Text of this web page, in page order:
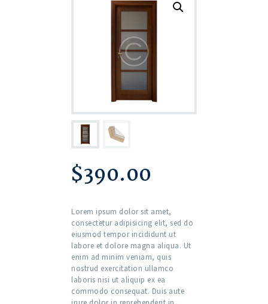
$390.00
Lorem ipsum dolor sit amet,
consectetur adipisicing elit, sed do
eiusmod tempor incididunt ut
labore et dolore magna aliqua. Ut
enim ad minim veniam, quis
nostrud exercitation ullamco
laboris nisi ut aliquip ex ea
commodo consequat. Duis aute